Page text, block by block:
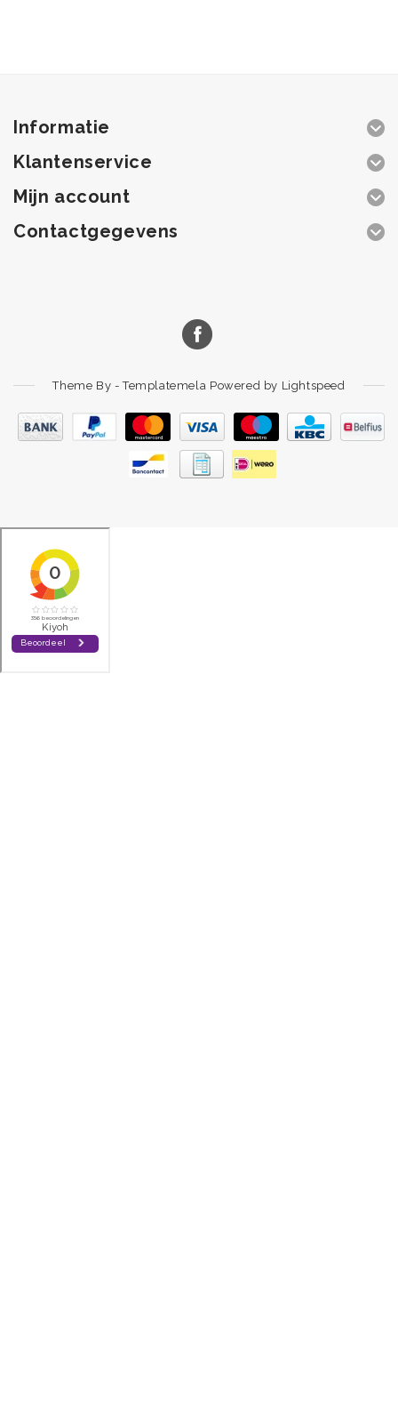
Informatie
Klantenservice
Mijn account
Contactgegevens
Theme By -Templatemela Powered by Lightspeed